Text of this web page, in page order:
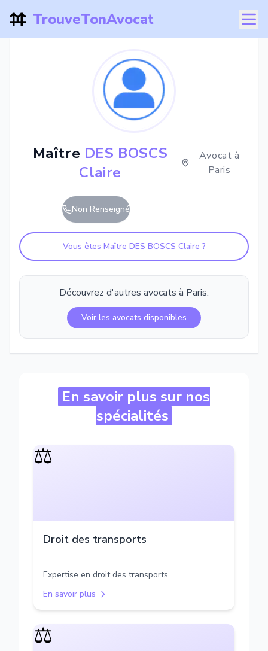
TrouveTonAvocat
Maître DES BOSCS
Claire
Avocat à
Paris
Non Renseigné
Vous êtes Maître DES BOSCS Claire ?
Découvrez d'autres avocats à Paris.
Voir les avocats disponibles
En savoir plus sur nos
spécialités
⚖️
Droit des transports
Expertise en droit des transports
En savoir plus
⚖️